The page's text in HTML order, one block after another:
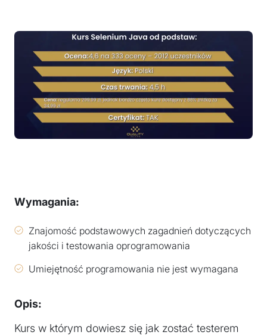
Wymagania:
Znajomość podstawowych zagadnień dotyczących
jakości i testowania oprogramowania
Umiejętność programowania nie jest wymagana
Opis:
Kurs w którym dowiesz się jak zostać testerem